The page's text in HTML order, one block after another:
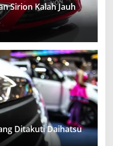
Sirion Kalah Jauh
Ditakuti Daihatsu